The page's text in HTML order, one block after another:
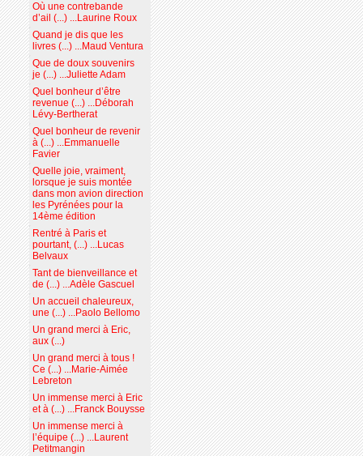
Où une contrebande
d’ail (...) ...Laurine Roux
Quand je dis que les
livres (...) ...Maud Ventura
Que de doux souvenirs
je (...) ...Juliette Adam
Quel bonheur d’être
revenue (...) ...Déborah
Lévy-Bertherat
Quel bonheur de revenir
à (...) ...Emmanuelle
Favier
Quelle joie, vraiment,
lorsque je suis montée
dans mon avion direction
les Pyrénées pour la
14ème édition
Rentré à Paris et
pourtant, (...) ...Lucas
Belvaux
Tant de bienveillance et
de (...) ...Adèle Gascuel
Un accueil chaleureux,
une (...) ...Paolo Bellomo
Un grand merci à Eric,
aux (...)
Un grand merci à tous !
Ce (...) ...Marie-Aimée
Lebreton
Un immense merci à Eric
et à (...) ...Franck Bouysse
Un immense merci à
l’équipe (...) ...Laurent
Petitmangin